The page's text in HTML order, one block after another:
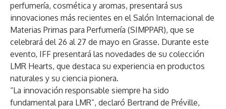
perfumería, cosmética y aromas, presentará sus
innovaciones más recientes en el Salón Internacional de
Materias Primas para Perfumería (SIMPPAR), que se
celebrará del 26 al 27 de mayo en Grasse. Durante este
evento, IFF presentará las novedades de su colección
LMR Hearts, que destaca su experiencia en productos
naturales y su ciencia pionera.
“La innovación responsable siempre ha sido
fundamental para LMR”, declaró Bertrand de Préville,